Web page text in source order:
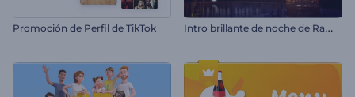
Promoción de Perfil de TikTok I
ntro brillante de noche de Ramadán